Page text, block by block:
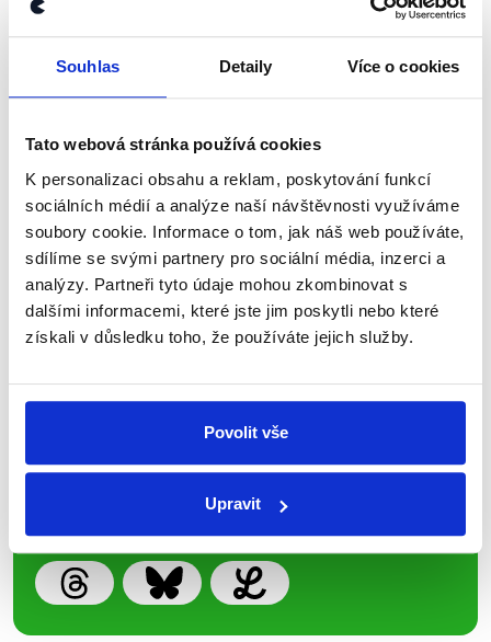
Souhlas Detaily Více o cookies
Tato webová stránka používá cookies
K personalizaci obsahu a reklam, poskytování funkcí
sociálních médií a analýze naší návštěvnosti využíváme
soubory cookie. Informace o tom, jak náš web používáte,
sdílíme se svými partnery pro sociální média, inzerci a
analýzy. Partneři tyto údaje mohou zkombinovat s
dalšími informacemi, které jste jim poskytli nebo které
získali v důsledku toho, že používáte jejich služby.
Povolit vše
Upravit
kanálu, kde pravidelně přinášíme
Začněte nás odebírat, a mějte tak
nepravdy se zrovna v Česku šíří.
Newsletter WhatsApp
Sociální sítě
z Demagog.cz. Sdílením našich
příspěvků přátelům podpoříte naši
práci.